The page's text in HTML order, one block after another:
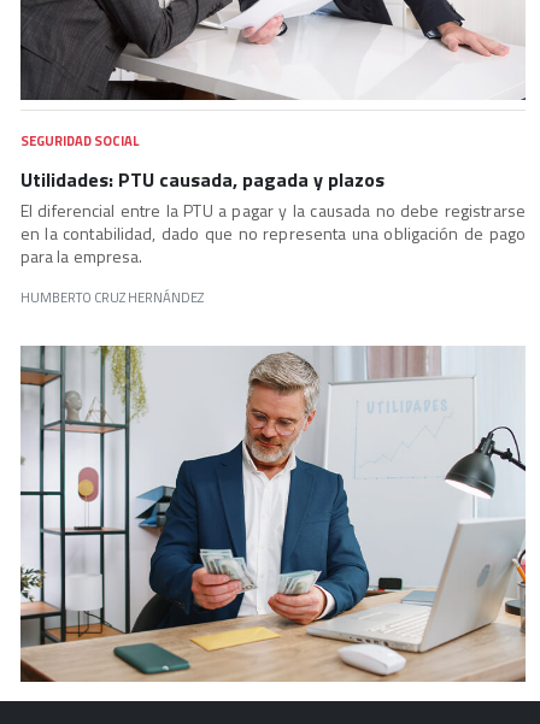
SEGURIDAD SOCIAL
Utilidades: PTU causada, pagada y plazos
El diferencial entre la PTU a pagar y la causada no debe registrarse
en la contabilidad, dado que no representa una obligación de pago
para la empresa.
HUMBERTO CRUZ HERNÁNDEZ